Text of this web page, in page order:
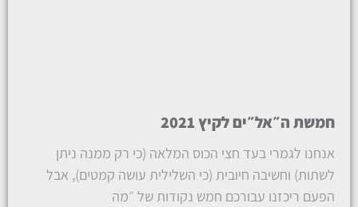
חמשת ה״אל״ים לקיץ 2021
אנחנו לגמרי בעד חצי הכוס המלאה (כי רק ממנה ניתן
לשתות) וחשיבה חיובית (כי השלילית עושה קמטים), אבל
הפעם ריכזנו עבורכם חמש נקודות של ״מה